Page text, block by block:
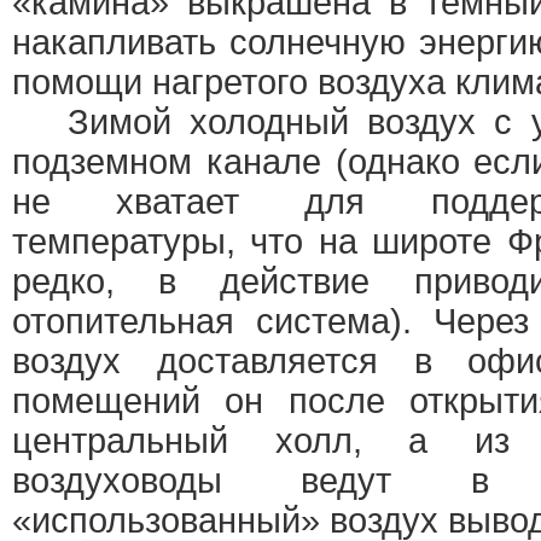
накапливать солнечную
помощи нагретого воздуха
Зимой холодный воздух с
подземном канале (однако
не хватает для
температуры, что на широте
редко, в действие
отопительная система).
воздух доставляется в
помещений он после
центральный холл, а из
воздуховоды ведут в
«использованный» воздух